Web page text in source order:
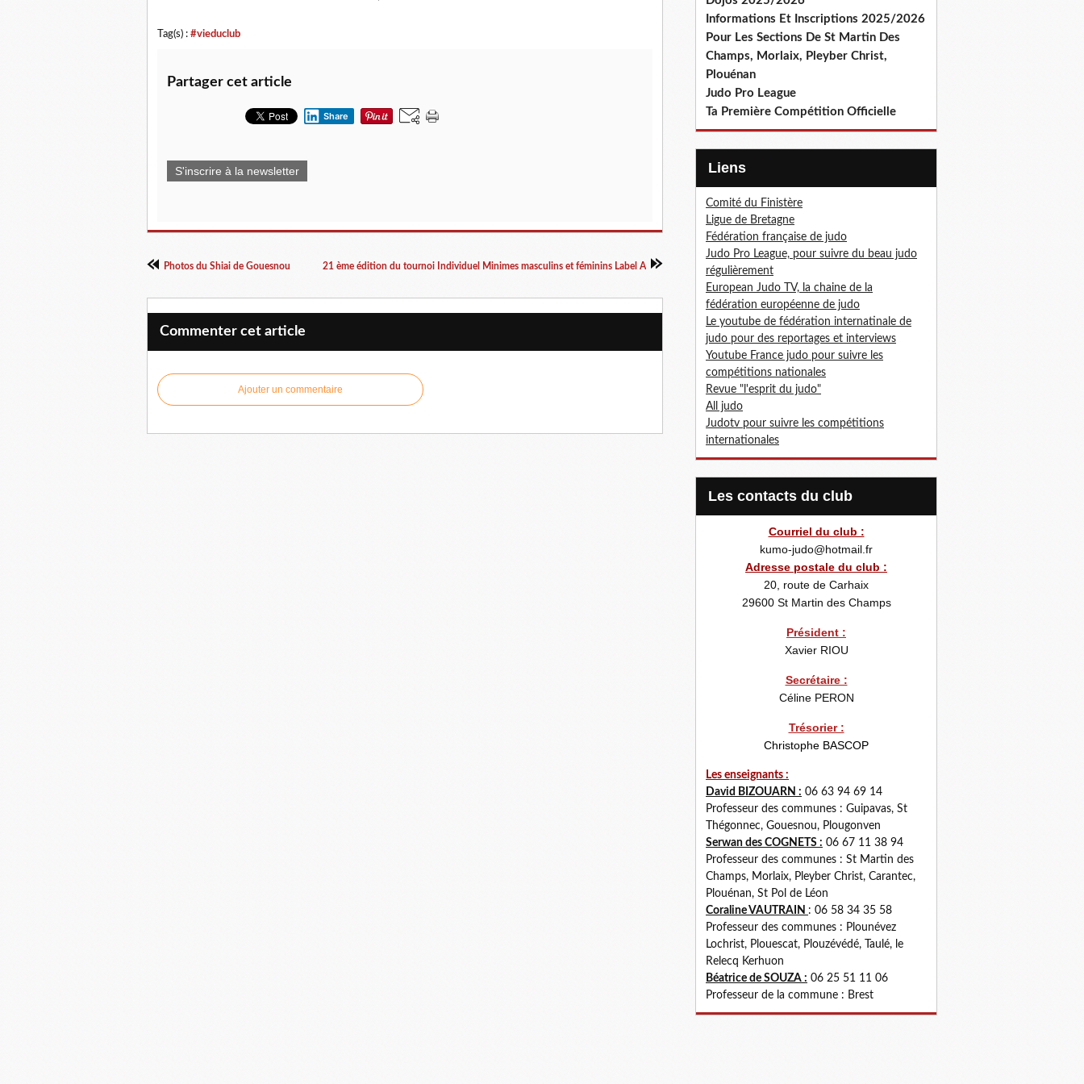
Tag(s) : #vieduclub
Partager cet article
Share
S'inscrire à la newsletter
Photos du Shiai de Gouesnou 21 ème édition du tournoi Individuel Minimes masculins et féminins Label A
Commenter cet article
Ajouter un commentaire
Informations Et Inscriptions 2025/2026
Pour Les Sections De St Martin Des
Champs, Morlaix, Pleyber Christ,
Plouénan
Judo Pro League
Ta Première Compétition Officielle
Liens
Comité du Finistère
Ligue de Bretagne
Fédération française de judo
Judo Pro League, pour suivre du beau judo
régulièrement
European Judo TV, la chaine de la
fédération européenne de judo
Le youtube de fédération internatinale de
judo pour des reportages et interviews
Youtube France judo pour suivre les
compétitions nationales
Revue "l'esprit du judo"
All judo
Judotv pour suivre les compétitions
internationales
Les contacts du club
Courriel du club :
kumo-judo@hotmail.fr
Adresse postale du club :
20, route de Carhaix
29600St Martin des Champs
Président :
Xavier RIOU
Secrétaire :
Céline PERON
Trésorier :
Christophe BASCOP
Les enseignants :
David BIZOUARN : 06 63 94 69 14
Professeur des communes : Guipavas, St
Thégonnec, Gouesnou, Plougonven
Serwan des COGNETS : 06 67 11 38 94
Professeur des communes : St Martin des
Champs, Morlaix, Pleyber Christ, Carantec,
Plouénan, St Pol de Léon
Coraline VAUTRAIN : 06 58 34 35 58
Professeur des communes : Plounévez
Lochrist, Plouescat, Plouzévédé, Taulé, le
Relecq Kerhuon
Béatrice de SOUZA : 06 25 51 11 06
Professeur de la commune : Brest